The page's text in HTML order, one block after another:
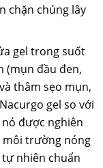
chặn chúng lây
gel trong suốt
(mụn đầu đen,
thâm sẹo mụn,
gel so với
được nghiên
môi trường nóng
nhiên chuẩn